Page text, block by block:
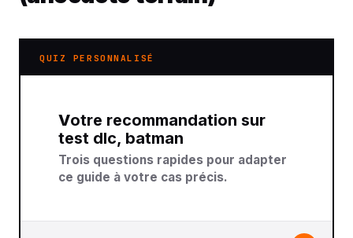
QUIZ PERSONNALISÉ
Votre recommandation sur
test dlc, batman
Trois questions rapides pour adapter
ce guide à votre cas précis.